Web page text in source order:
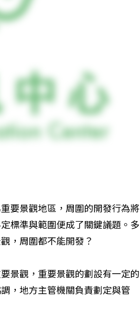
要景觀地區，周圍的開發行為將
標準與範圍便成了關鍵議題。多
，周圍都不能開發？
景觀，重要景觀的劃設有一定的
，地方主管機關負責劃定與管